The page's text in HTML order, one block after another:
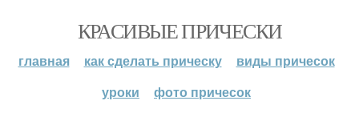
КРАСИВЫЕ ПРИЧЕСКИ
главная как сделать прическу
виды причесок
уроки
фото причесок